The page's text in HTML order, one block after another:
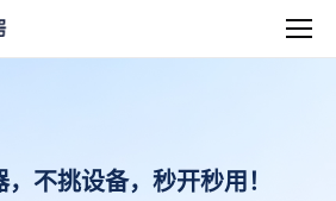
不挑设备，秒开秒用！